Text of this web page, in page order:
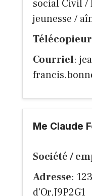
social Civil
jeunesse /
Télécopieur
Courriel:
Me Claude
Société /
Adresse:
d'Or,J9P2G1